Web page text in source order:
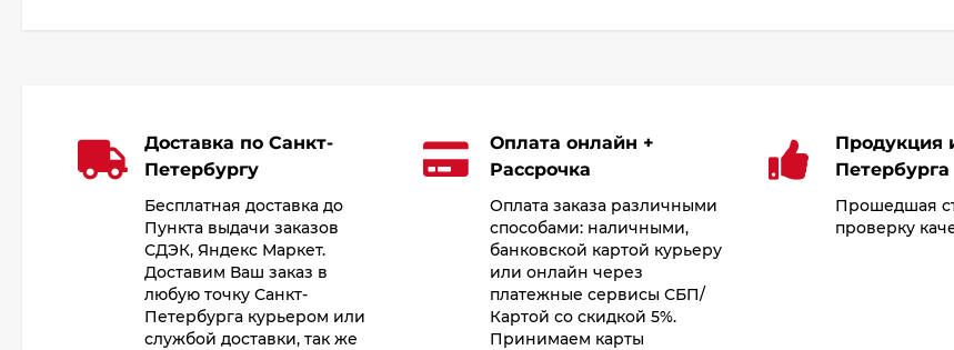
Доставка по Санкт-
Петербургу
Бесплатная доставка до
Пункта выдачи заказов
СДЭК, Яндекс Маркет.
Доставим Ваш заказ в
любую точку Санкт-
Петербурга курьером или
службой доставки, так же
Оплата онлайн +
Рассрочка
Оплата заказа различными
способами: наличными,
банковской картой курьеру
или онлайн через
платежные сервисы СБП/
Картой со скидкой 5%.
Принимаем карты
Продукция
Петербурга
Прошедшая
проверку